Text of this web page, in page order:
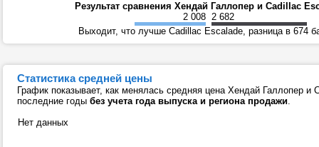
Результат сравнения Хендай Галлопер и Cadillac
2 008 2 682
Выходит, что лучше Cadillac Escalade, разница в 674
Статистика средней цены
График показывает, как менялась средняя цена Хендай Галлопер и
последние годы без учета года выпуска и региона продажи.
Нет данных